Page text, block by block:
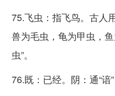
75.飞虫：指飞鸟。古人
兽为毛虫，龟为甲虫，
虫”。
76.既：已经。阴：通“谙”